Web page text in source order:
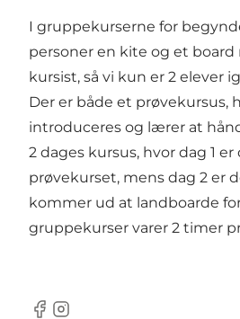
I gruppekurserne for
personer en kite og et
kursist, så vi kun er 2 elever
Der er både et prøvekursus,
introduceres og lærer at
2 dages kursus, hvor dag 1
prøvekurset, mens dag 2 er
kommer ud at landboarde
gruppekurser varer 2 timer